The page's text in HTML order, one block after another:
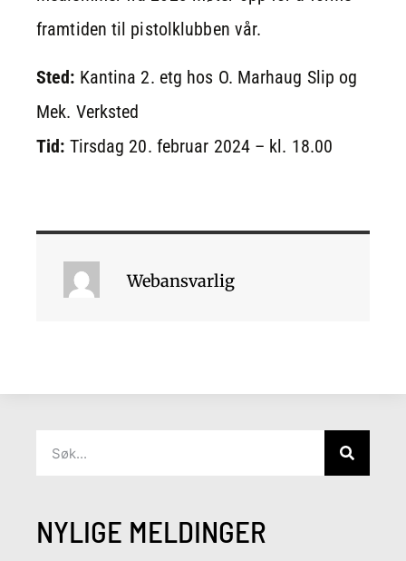
framtiden til pistolklubben vår.
Sted: Kantina 2. etg hos O. Marhaug Slip og
Mek. Verksted
Tid: Tirsdag 20. februar 2024 – kl. 18.00
Webansvarlig
NYLIGE MELDINGER